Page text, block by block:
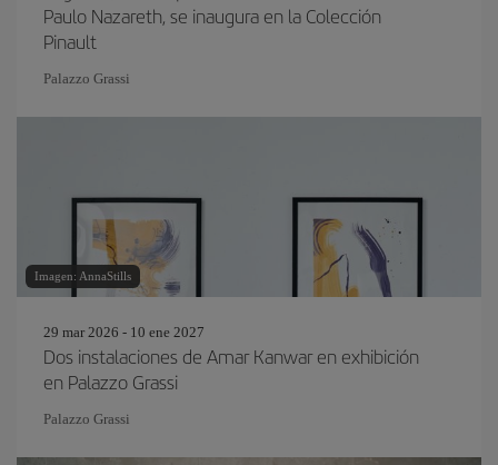
Paulo Nazareth, se inaugura en la Colección
Pinault
Palazzo Grassi
Imagen: AnnaStills
29 mar 2026 - 10 ene 2027
Dos instalaciones de Amar Kanwar en exhibición
en Palazzo Grassi
Palazzo Grassi